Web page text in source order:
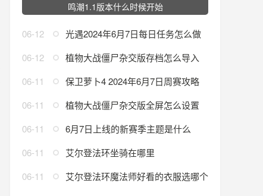
鸣潮1.1版本什么时候开始
06-12
光遇2024年6月7日每日任务怎么做
06-12
植物大战僵尸杂交版存档怎么导入
06-11
保卫萝卜4 2024年6月7日周赛攻略
06-11
植物大战僵尸杂交版全屏怎么设置
06-11
6月7日上线的新赛季主题是什么
06-11
艾尔登法环坐骑在哪里
06-11
艾尔登法环魔法师好看的衣服选哪个